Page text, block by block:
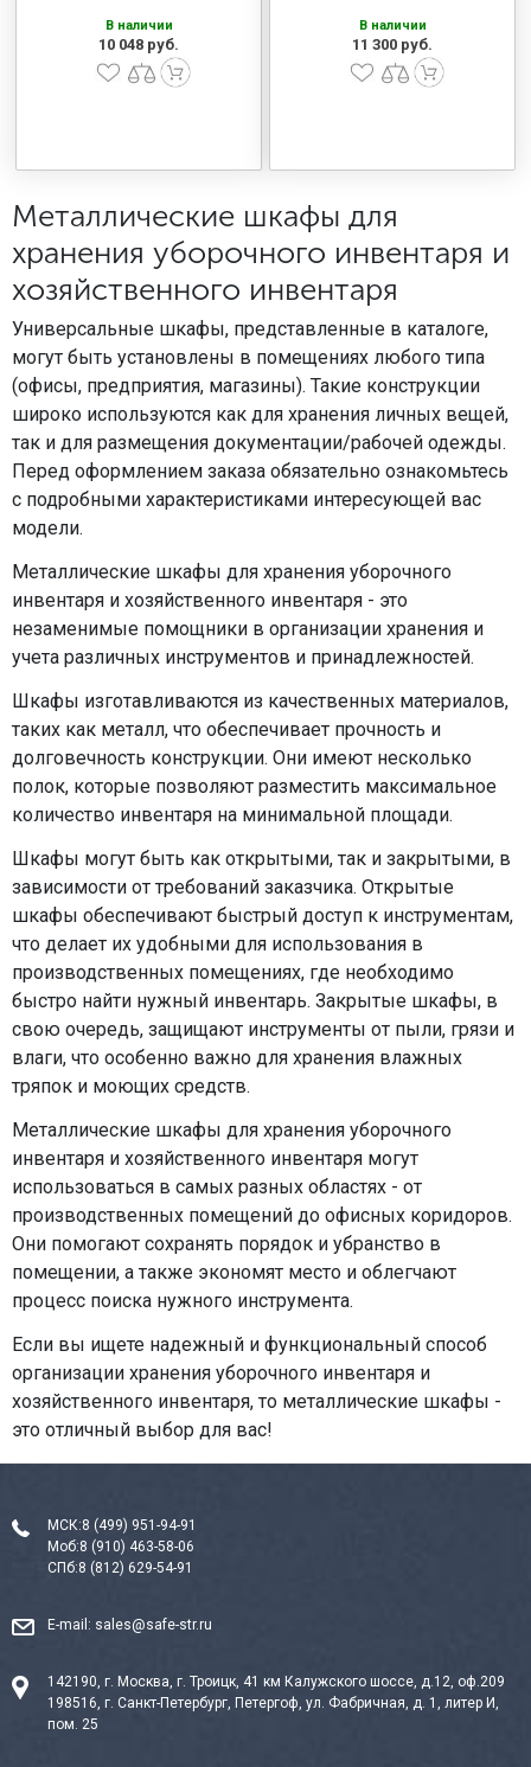
В наличии
10 048 руб.
В наличии
11 300 руб.
Металлические шкафы для
хранения уборочного инвентаря и
хозяйственного инвентаря
Универсальные шкафы, представленные в каталоге,
могут быть установлены в помещениях любого типа
(офисы, предприятия, магазины). Такие конструкции
широко используются как для хранения личных вещей,
так и для размещения документации/рабочей одежды.
Перед оформлением заказа обязательно ознакомьтесь
с подробными характеристиками интересующей вас
модели.
Металлические шкафы для хранения уборочного
инвентаря и хозяйственного инвентаря - это
незаменимые помощники в организации хранения и
учета различных инструментов и принадлежностей.
Шкафы изготавливаются из качественных материалов,
таких как металл, что обеспечивает прочность и
долговечность конструкции. Они имеют несколько
полок, которые позволяют разместить максимальное
количество инвентаря на минимальной площади.
Шкафы могут быть как открытыми, так и закрытыми, в
зависимости от требований заказчика. Открытые
шкафы обеспечивают быстрый доступ к инструментам,
что делает их удобными для использования в
производственных помещениях, где необходимо
быстро найти нужный инвентарь. Закрытые шкафы, в
свою очередь, защищают инструменты от пыли, грязи и
влаги, что особенно важно для хранения влажных
тряпок и моющих средств.
Металлические шкафы для хранения уборочного
инвентаря и хозяйственного инвентаря могут
использоваться в самых разных областях - от
производственных помещений до офисных коридоров.
Они помогают сохранять порядок и убранство в
помещении, а также экономят место и облегчают
процесс поиска нужного инструмента.
Если вы ищете надежный и функциональный способ
организации хранения уборочного инвентаря и
хозяйственного инвентаря, то металлические шкафы -
это отличный выбор для вас!
МСК:8 (499) 951-94-91
Моб:8 (910) 463-58-06
СПб:8 (812) 629-54-91
E-mail: sales@safe-str.ru
142190, г. Москва, г. Троицк, 41 км Калужского шоссе, д.12, оф.209
198516, г. Санкт-Петербург, Петергоф, ул. Фабричная, д. 1, литер И,
пом. 25